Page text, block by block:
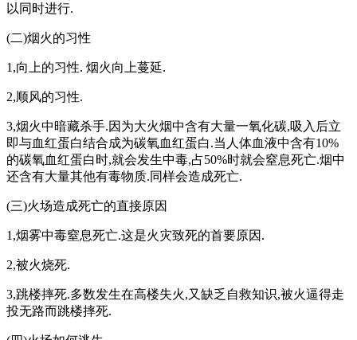
以同时进行.
(二)烟火的习性
1,向上的习性. 烟火向上蔓延.
2,顺风的习性.
3,烟火中暗藏杀手.因为大火烟中含有大量一氧化碳,吸入后立
即与血红蛋白结合成为碳氧血红蛋白.当人体血液中含有10%
的碳氧血红蛋白时,就会发生中毒,占50%时就会窒息死亡.烟中
还含有大量其他有毒物质.同样会造成死亡.
(三)火场造成死亡的直接原因
1,烟雾中毒窒息死亡.这是火灾致死的首要原因.
2,被火烧死.
3,跳楼摔死.多数发生在高楼失火,又缺乏自救知识,被火逼得走
投无路而跳楼摔死.